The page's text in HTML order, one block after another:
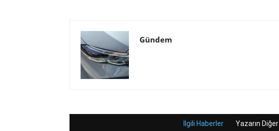
Gündem
İlgili Haberler Yazarın